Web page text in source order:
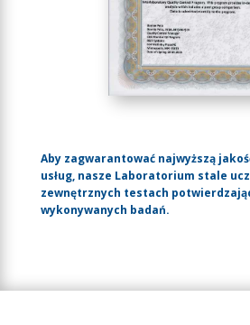
Aby zagwarantować najwyższą
usług, nasze Laboratorium stale
zewnętrznych testach
wykonywanych badań.